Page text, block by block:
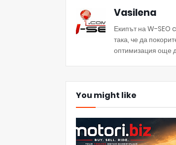
Vasilena
Екипът на W-SEO
така, че да
оптимизация още
You might like